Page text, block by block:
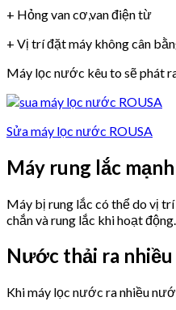
+ Hỏng van cơ,van điện từ
+ Vị trí đặt máy không cân
Máy lọc nước kêu to sẽ phát
Sửa máy lọc nước ROUSA
Máy rung lắc mạnh
Máy bị rung lắc có thể do vị
chắn và rung lắc khi hoạt động.
Nước thải ra nhiều
Khi máy lọc nước ra nhiều